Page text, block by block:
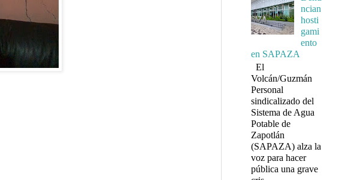
ncian
hosti
gami
ento
en SAPAZA
El
Volcán/Guzmán
Personal
sindicalizado del
Sistema de Agua
Potable de
Zapotlán
(SAPAZA) alza la
voz para hacer
pública una grave